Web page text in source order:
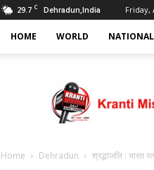
29.7 C Dehradun,India Friday,
HOME WORLD NATIONAL
mission
Home Dehradun श्रद्धांजलि : भारत